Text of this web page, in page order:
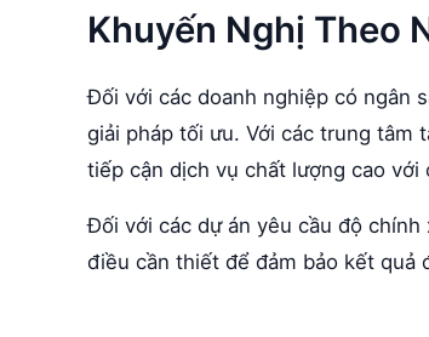
Khuyến Nghị Theo
Đối với các doanh nghiệp có ngân
giải pháp tối ưu. Với các trung tâm
tiếp cận dịch vụ chất lượng cao với
Đối với các dự án yêu cầu độ chính
điều cần thiết để đảm bảo kết quả